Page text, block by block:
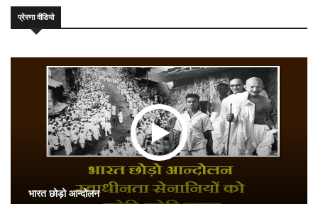
प्रेरणा वीडियो
भारत छोड़ो आन्दोलन